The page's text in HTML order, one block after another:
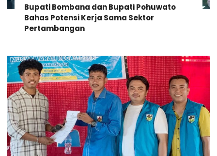
Bupati Bombana dan Bupati Pohuwato
Bahas Potensi Kerja Sama Sektor
Pertambangan